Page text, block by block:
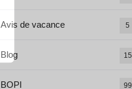
Avis de vacance 5
Blog 15
BOPI 99